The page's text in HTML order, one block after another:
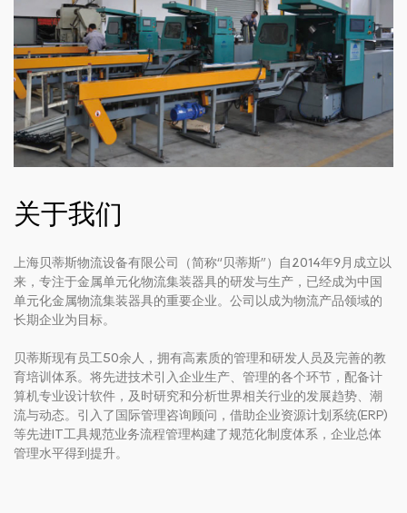
关于我们
上海贝蒂斯物流设备有限公司（简称“贝蒂斯”）自2014年9月成立以
来，专注于金属单元化物流集装器具的研发与生产，已经成为中国
单元化金属物流集装器具的重要企业。公司以成为物流产品领域的
长期企业为目标。
贝蒂斯现有员工50余人，拥有高素质的管理和研发人员及完善的教
育培训体系。将先进技术引入企业生产、管理的各个环节，配备计
算机专业设计软件，及时研究和分析世界相关行业的发展趋势、潮
流与动态。引入了国际管理咨询顾问，借助企业资源计划系统(ERP)
等先进IT工具规范业务流程管理构建了规范化制度体系，企业总体
管理水平得到提升。